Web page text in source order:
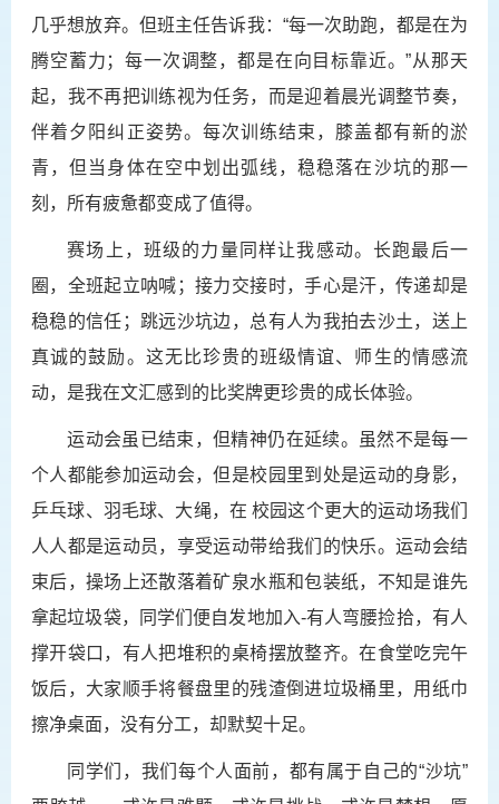
几乎想放弃。但班主任告诉我：“每一次助跑，都是在为
腾空蓄力；每一次调整，都是在向目标靠近。”从那天
起，我不再把训练视为任务，而是迎着晨光调整节奏，
伴着夕阳纠正姿势。每次训练结束，膝盖都有新的淤
青，但当身体在空中划出弧线，稳稳落在沙坑的那一
刻，所有疲惫都变成了值得。
赛场上，班级的力量同样让我感动。长跑最后一
圈，全班起立呐喊；接力交接时，手心是汗，传递却是
稳稳的信任；跳远沙坑边，总有人为我拍去沙土，送上
真诚的鼓励。这无比珍贵的班级情谊、师生的情感流
动，是我在文汇感到的比奖牌更珍贵的成长体验。
运动会虽已结束，但精神仍在延续。虽然不是每一
个人都能参加运动会，但是校园里到处是运动的身影，
乒乓球、羽毛球、大绳，在 校园这个更大的运动场我们
人人都是运动员，享受运动带给我们的快乐。运动会结
束后，操场上还散落着矿泉水瓶和包装纸，不知是谁先
拿起垃圾袋，同学们便自发地加入-有人弯腰捡拾，有人
撑开袋口，有人把堆积的桌椅摆放整齐。在食堂吃完午
饭后，大家顺手将餐盘里的残渣倒进垃圾桶里，用纸巾
擦净桌面，没有分工，却默契十足。
同学们，我们每个人面前，都有属于自己的“沙坑”